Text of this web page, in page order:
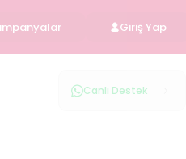
Giriş Yap
Canlı Destek